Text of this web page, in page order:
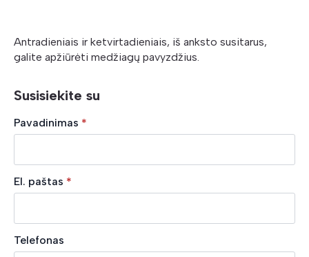
Antradieniais ir ketvirtadieniais, iš anksto susitarus,
galite apžiūrėti medžiagų pavyzdžius.
Susisiekite su
Pavadinimas *
El. paštas *
Telefonas